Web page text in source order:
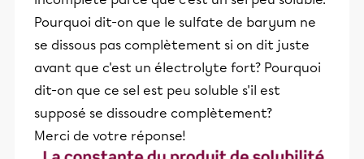
Pourquoi dit-on que le sulfate de baryum ne
se dissous pas complètement si on dit juste
avant que c'est un électrolyte fort? Pourquoi
dit-on que ce sel est peu soluble s'il est
supposé se dissoudre complètement?
Merci de votre réponse!